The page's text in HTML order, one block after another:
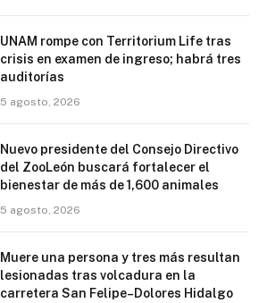
UNAM rompe con Territorium Life tras
crisis en examen de ingreso; habrá tres
auditorías
5 agosto, 2026
Nuevo presidente del Consejo Directivo
del ZooLeón buscará fortalecer el
bienestar de más de 1,600 animales
5 agosto, 2026
Muere una persona y tres más resultan
lesionadas tras volcadura en la
carretera San Felipe–Dolores Hidalgo